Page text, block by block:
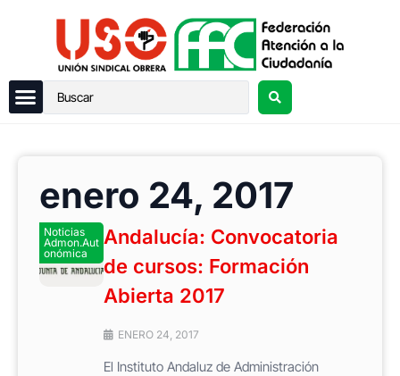
enero 24, 2017
Noticias
Admon.Aut
onómica
Andalucía: Convocatoria
de cursos: Formación
Abierta 2017
ENERO 24, 2017
El Instituto Andaluz de Administración